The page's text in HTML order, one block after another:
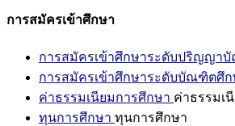
การสมัครเข้าศึกษา
การสมัครเข้าศึกษาระดับปริญญา
การสมัครเข้าศึกษาระดับบัณฑิตศึก
ค่าธรรมเนียมการศึกษา ค่าธรรมเ
ทุนการศึกษา ทุนการศึกษา